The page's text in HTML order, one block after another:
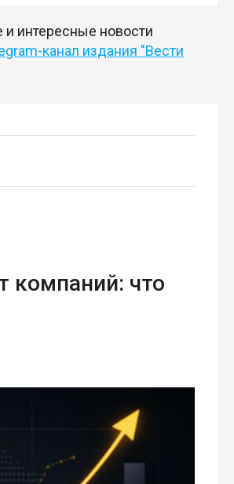
интересные новости
канал издания "Вести
компаний: что